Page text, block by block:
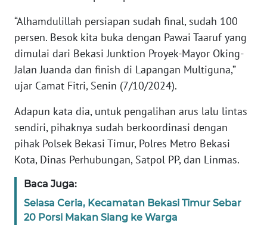
“Alhamdulillah persiapan sudah final, sudah 100
persen. Besok kita buka dengan Pawai Taaruf yang
dimulai dari Bekasi Junktion Proyek-Mayor Oking-
Jalan Juanda dan finish di Lapangan Multiguna,”
ujar Camat Fitri, Senin (7/10/2024).
Adapun kata dia, untuk pengalihan arus lalu lintas
sendiri, pihaknya sudah berkoordinasi dengan
pihak Polsek Bekasi Timur, Polres Metro Bekasi
Kota, Dinas Perhubungan, Satpol PP, dan Linmas.
Baca Juga:
Selasa Ceria, Kecamatan Bekasi Timur Sebar
20 Porsi Makan Siang ke Warga
WN
SERAMBI
JAMBI
WN
SULTRA
NTB
WN
SULTENG